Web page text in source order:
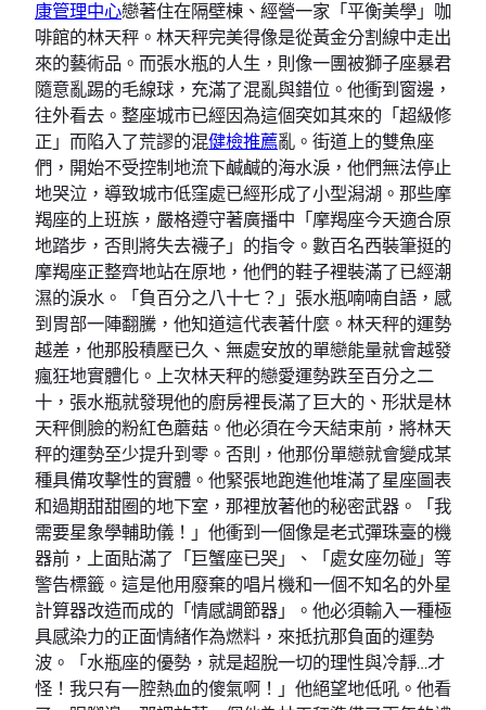
康管理中心戀著住在隔壁棟、經營一家「平衡美學」咖
啡館的林天秤。林天秤完美得像是從黃金分割線中走出
來的藝術品。而張水瓶的人生，則像一團被獅子座暴君
隨意亂踢的毛線球，充滿了混亂與錯位。他衝到窗邊，
往外看去。整座城市已經因為這個突如其來的「超級修
正」而陷入了荒謬的混健檢推薦亂。街道上的雙魚座
們，開始不受控制地流下鹹鹹的海水淚，他們無法停止
地哭泣，導致城市低窪處已經形成了小型潟湖。那些摩
羯座的上班族，嚴格遵守著廣播中「摩羯座今天適合原
地踏步，否則將失去襪子」的指令。數百名西裝筆挺的
摩羯座正整齊地站在原地，他們的鞋子裡裝滿了已經潮
濕的淚水。「負百分之八十七？」張水瓶喃喃自語，感
到胃部一陣翻騰，他知道這代表著什麼。林天秤的運勢
越差，他那股積壓已久、無處安放的單戀能量就會越發
瘋狂地實體化。上次林天秤的戀愛運勢跌至百分之二
十，張水瓶就發現他的廚房裡長滿了巨大的、形狀是林
天秤側臉的粉紅色蘑菇。他必須在今天結束前，將林天
秤的運勢至少提升到零。否則，他那份單戀就會變成某
種具備攻擊性的實體。他緊張地跑進他堆滿了星座圖表
和過期甜甜圈的地下室，那裡放著他的秘密武器。「我
需要星象學輔助儀！」他衝到一個像是老式彈珠臺的機
器前，上面貼滿了「巨蟹座已哭」、「處女座勿碰」等
警告標籤。這是他用廢棄的唱片機和一個不知名的外星
計算器改造而成的「情感調節器」。他必須輸入一種極
具感染力的正面情緒作為燃料，來抵抗那負面的運勢
波。「水瓶座的優勢，就是超脫一切的理性與冷靜…才
怪！我只有一腔熱血的傻氣啊！」他絕望地低吼。他看